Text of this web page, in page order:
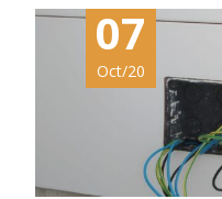
07
Oct/20